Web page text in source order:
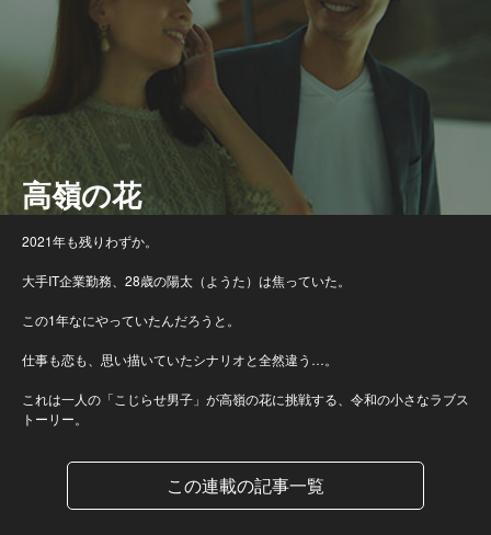
高嶺の花
2021年も残りわずか。
大手IT企業勤務、28歳の陽太（ようた）は焦っていた。
この1年なにやっていたんだろうと。
仕事も恋も、思い描いていたシナリオと全然違う…。
これは一人の「こじらせ男子」が高嶺の花に挑戦する、令和の小さなラブス
トーリー。
この連載の記事一覧